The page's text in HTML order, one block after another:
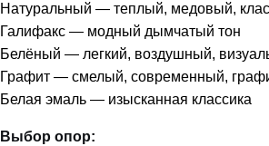
Натуральный — теплый, медовый,
Галифакс — модный дымчатый тон
Белёный — легкий, воздушный,
Графит — смелый, современный,
Белая эмаль — изысканная классика
Выбор опор: